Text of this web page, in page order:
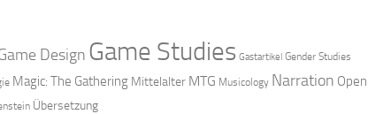
Design Game Studies Gastartikel Gender Studies
Magic: The Gathering Mittelalter MTG Musicology Narration Open
Übersetzung